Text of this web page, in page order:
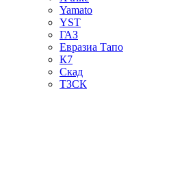
Yamato
YST
ГАЗ
Евразиа Тапо
К7
Скад
ТЗСК